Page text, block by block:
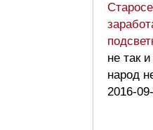
не так
народ
2016-